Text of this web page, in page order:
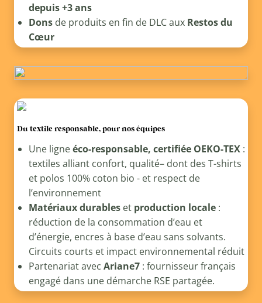
depuis +3 ans
Donsde produits en fin de DLC aux Restos du
Cœur
Du textile responsable, pour nos équipes
Une ligneéco-responsable, certifiée OEKO-TEX:
textiles alliant confort, qualité– dont des T-shirts
et polos 100% coton bio - et respect de
l’environnement
Matériaux durableset production locale:
réduction de la consommation d’eau et
d’énergie, encres à base d’eau sans solvants.
Circuits courts et impact environnemental réduit
Partenariat avec Ariane7: fournisseur français
engagé dans une démarche RSE partagée.